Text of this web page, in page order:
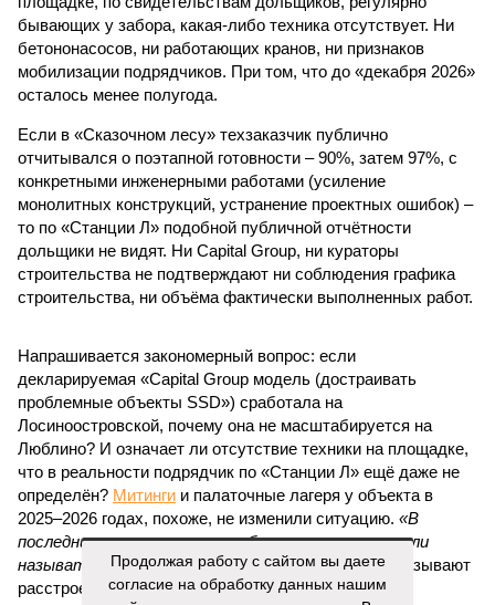
за прошедшие два года результатов, по словам дольщиков,
практически не видно. Поинформациииз профильных
порталов, первую очередь ЖК строители обещают сдать к
декабрю 2026 г., вторую – к марту 2028-го. Но никто при
этом из кураторов стройки не задается вопросом: как эти
сроки должны материализоваться? На строительной
площадке, по свидетельствам дольщиков, регулярно
бывающих у забора, какая-либо техника отсутствует. Ни
бетононасосов, ни работающих кранов, ни признаков
мобилизации подрядчиков. При том, что до «декабря 2026»
осталось менее полугода.
Если в «Сказочном лесу» техзаказчик публично
отчитывался о поэтапной готовности – 90%, затем 97%, с
монолитных конструкций, устранение проектных ошибок) –
то по «Станции Л» подобной публичной отчётности
дольщики не видят. Ни Capital Group, ни кураторы
строительства не подтверждают ни соблюдения графика
строительства, ни объёма фактически выполненных работ.
Напрашивается закономерный вопрос: если
декларируемая «Capital Group модель (достраивать
проблемные объекты SSD») сработала на
Лосиноостровской, почему она не масштабируется на
Люблино? И означает ли отсутствие техники на площадке,
Продолжая работу с сайтом вы даете
согласие на обработку данных нашим